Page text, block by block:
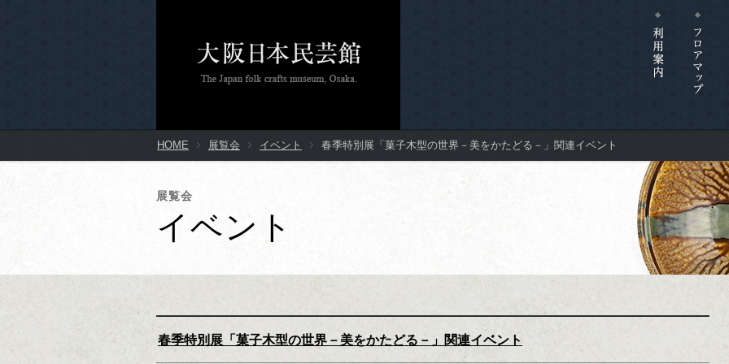
HOME 展覧会 イベント 春季特別展「菓子木型の世界－美をかたどる－」関連イベント
展覧会
イベント
春季特別展「菓子木型の世界－美をかたどる－」関連イベント